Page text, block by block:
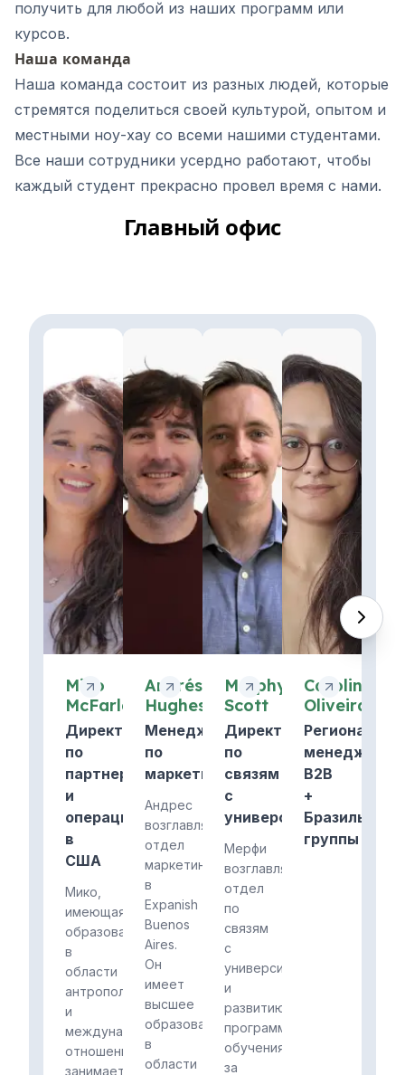
получить для любой из наших программ или
курсов.
Наша команда
Наша команда состоит из разных людей, которые
стремятся поделиться своей культурой, опытом и
местными ноу-хау со всеми нашими студентами.
Все наши сотрудники усердно работают, чтобы
каждый студент прекрасно провел время с нами.
Главный офис
Miko
McFarland
Директор
по
партнерствам
и
операциям
в
США
Мико,
имеющая
образование
в
области
антропологии
и
международных
отношений,
занимается
Andrés
Hughes
Менеджер
по
маркетингу
Андрес
возглавляет
отдел
маркетинга
в
Expanish
Buenos
Aires.
Он
имеет
высшее
образование
в
области
Murphy
Scott
Директор
по
связям
с
университетом
Мерфи
возглавляет
отдел
по
связям
с
университетами
и
развитию
программ
обучения
за
Caroline
Oliveira
менеджер
B2B
+
Бразильские
группы